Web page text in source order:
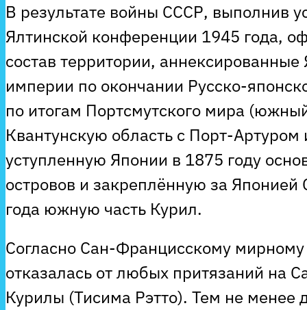
В результате войны СССР, выполнив
Ялтинской конференции 1945 года,
состав территории,
империи по окончании Русско-
по итогам Портсмутского мира
Квантунскую область с Порт-
уступленную Японии в 1875 году
островов и закреплённую за
года южную часть Курил.
Согласно Сан-Францисскому
отказалась от любых притязаний на
Курилы (Тисима Рэтто). Тем не менее